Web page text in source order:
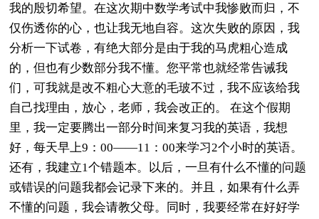
我的殷切希望。在这次期中数学考试中我惨败而归，不
仅伤透你的心，也让我无地自容。这次失败的原因，我
分析一下试卷，有绝大部分是由于我的马虎粗心造成
的，但也有少数部分我不懂。您平常也就经常告诫我
们，可我就是改不粗心大意的毛玻不过，我不应该给我
自己找理由，放心，老师，我会改正的。 在这个假期
里，我一定要腾出一部分时间来复习我的英语，我想
好，每天早上9：00——11：00来学习2个小时的英语。
还有，我建立1个错题本。以后，一旦有什么不懂的问题
或错误的问题我都会记录下来的。并且，如果有什么弄
不懂的问题，我会请教父母。同时，我要经常在好好学